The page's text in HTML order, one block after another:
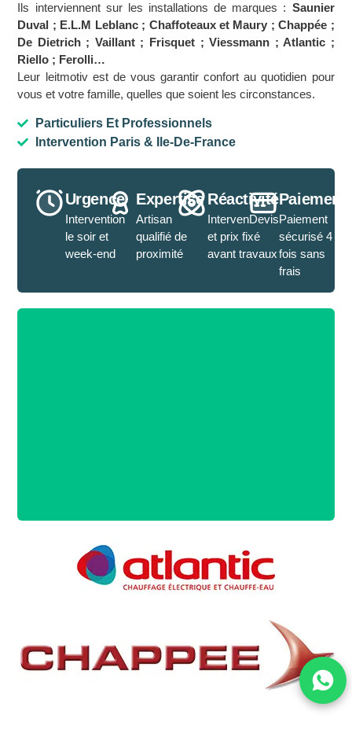
Ils interviennent sur les installations de marques : Saunier
Duval ; E.L.M Leblanc ; Chaffoteaux et Maury ; Chappée ;
De Dietrich ; Vaillant ; Frisquet ; Viessmann ; Atlantic ;
Riello ; Ferolli…
Leur leitmotiv est de vous garantir confort au quotidien pour
vous et votre famille, quelles que soient les circonstances.
Particuliers Et Professionnels
Intervention Paris & Ile-De-France
Urgence
Intervention
le soir et
week-end
Expertise
Artisan
qualifié de
proximité
Réactivité
IntervenDevis
et prix fixé
avant travaux
Paiement
Paiement
sécurisé 4
fois sans
frais